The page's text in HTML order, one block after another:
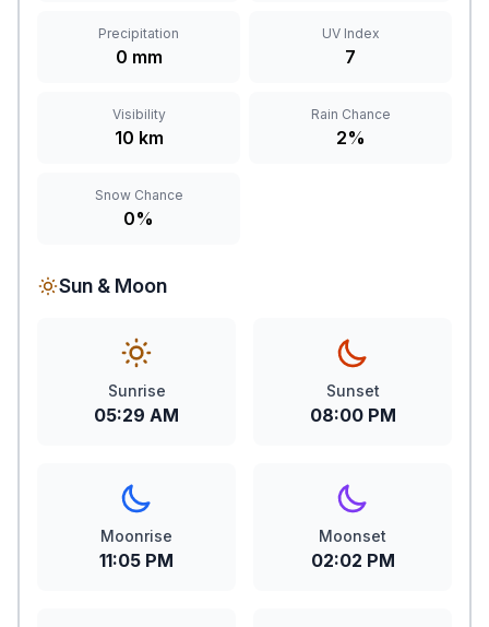
Precipitation
0 mm
UV Index
7
Visibility
10 km
Rain Chance
2%
Snow Chance
0%
Sun & Moon
Sunrise
05:29 AM
Sunset
08:00 PM
Moonrise
11:05 PM
Moonset
02:02 PM